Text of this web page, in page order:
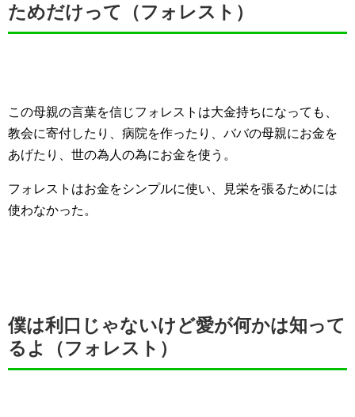
ためだけって（フォレスト）
この母親の言葉を信じフォレストは大金持ちになっても、
教会に寄付したり、病院を作ったり、ババの母親にお金を
あげたり、世の為人の為にお金を使う。
フォレストはお金をシンプルに使い、見栄を張るためには
使わなかった。
僕は利口じゃないけど愛が何かは知って
るよ（フォレスト）